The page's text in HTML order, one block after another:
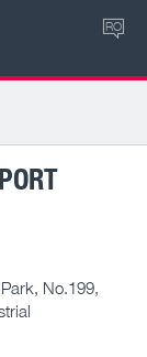
RO
No.199,